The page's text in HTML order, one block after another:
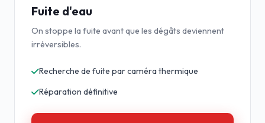
Fuite d'eau
On stoppe la fuite avant que les dégâts deviennent
irréversibles.
Recherche de fuite par caméra thermique
Réparation définitive